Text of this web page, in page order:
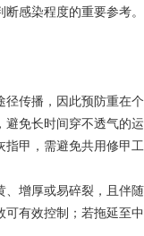
感染程度的重要参考。
传播，因此预防重在
免长时间穿不透气的
甲，需避免共用修甲工
增厚或易碎裂，且伴
有效控制；若拖延至